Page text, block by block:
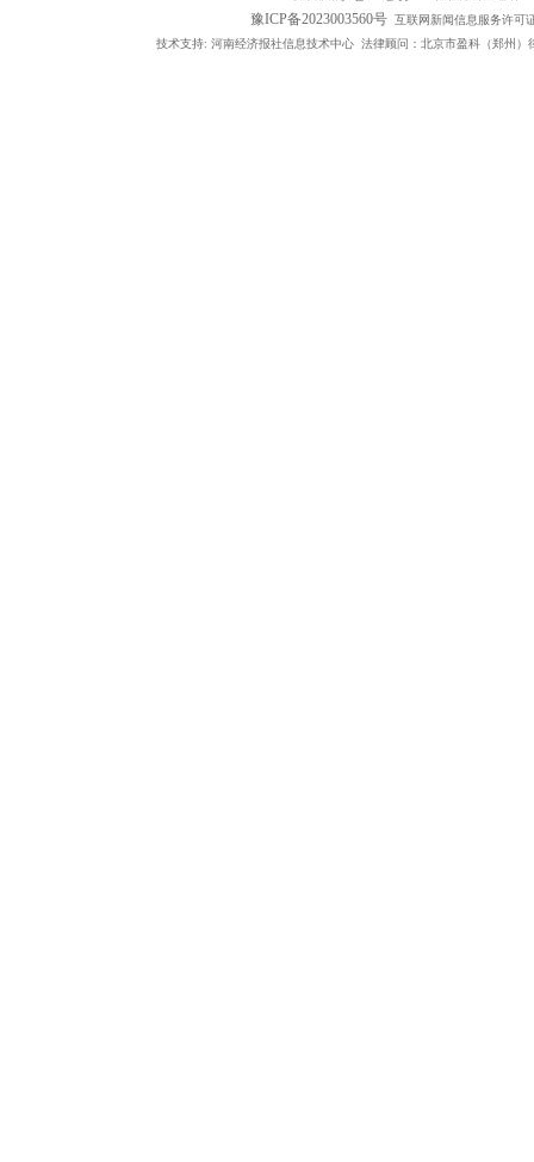
豫ICP备2023003560号互联网新闻信息服务许可
技术支持: 河南经济报社信息技术中心 法律顾问：北京市盈科（郑州